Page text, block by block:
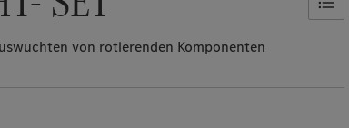
von rotierenden Komponenten